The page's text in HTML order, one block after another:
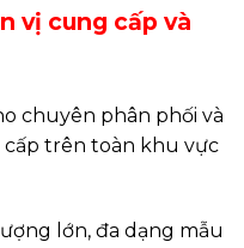
vị cung cấp và
chuyên phân phối và
trên toàn khu vực
lớn, đa dạng mẫu